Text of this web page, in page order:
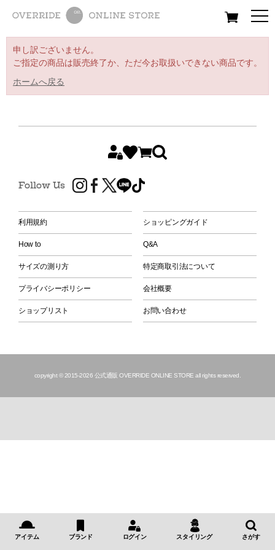
All Women Men
申し訳ございません。
ご指定の商品は販売終了か、ただ今お取扱いできない商品です。
ホームへ戻る
Follow Us
利用規約 ショッピングガイド
How to Q&A
サイズの測り方 特定商取引法について
プライバシーポリシー 会社概要
ショップリスト お問い合わせ
copyright © 2015-2026 公式通販 OVERRIDE ONLINE STORE all rights reserved.
アイテム ブランド ログイン スタイリング さがす